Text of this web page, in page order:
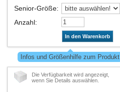
Senior-Größe:
Anzahl:
In den Warenkorb
Infos und Größenhilfe zum Produkt
Die Verfügbarkeit wird angezeigt,
wenn Sie Details auswählen.